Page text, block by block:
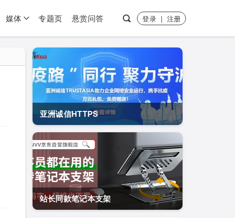
媒体 专题页 悬赏问答 登录 | 注册
亚洲诚信HTTPS
站长同款笔记本支架